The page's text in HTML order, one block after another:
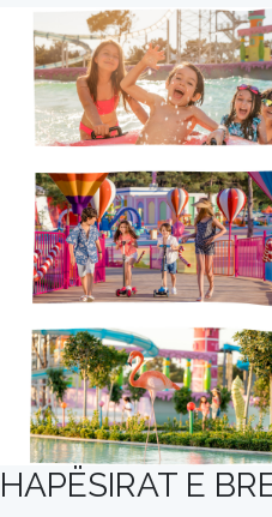
HAPËSIRAT E